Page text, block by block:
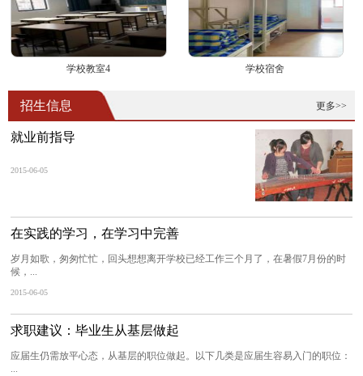
学校教室4 学校宿舍
更多>>
招生信息
就业前指导
2015-06-05
在实践的学习，在学习中完善
岁月如歌，匆匆忙忙，回头想想离开学校已经工作三个月了，在暑假7月份的时
候，...
2015-06-05
求职建议：毕业生从基层做起
应届生仍需放平心态，从基层的职位做起。以下几类是应届生容易入门的职位：
...